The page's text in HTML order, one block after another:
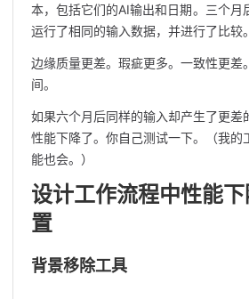
本，包括它们的AI输出和日期。三个月
运行了相同的输入数据，并进行了比较。
边缘质量更差。瑕疵更多。一致性更差
间。
如果六个月后同样的输入却产生了更差
性能下降了。你自己测试一下。（我的
能也会。）
设计工作流程中性能
置
背景移除工具